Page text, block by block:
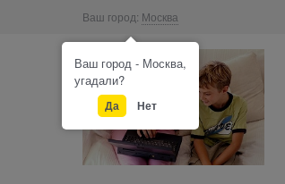
Ваш город: Москва
Ваш город - Москва,
угадали?
Да Нет